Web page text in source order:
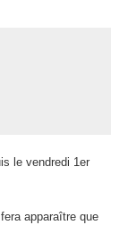
le vendredi 1er
apparaître que